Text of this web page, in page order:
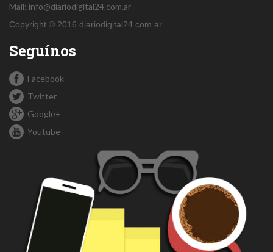
Mail: info@diariodigital24.com.ar
Copyright © 2016 diariodigital24.com.ar
Seguínos
Facebook
Twitter
Google+
Youtube